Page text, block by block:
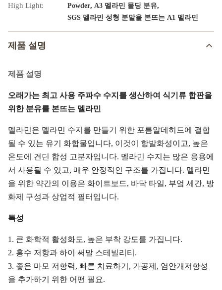
High Light:
Powder, A3 멜라민 몰딩 분유,
SGS 멜라민 성형 분말을 본뜨는 A1 멜라민
제품 설명
제품 설명
오래가는 최고 사용 주파수 수지를 생산하여 식기류 합판을
위한 분유를 본뜨는 멜라민
멜라민은 멜라민 수지를 만들기 위한 포름알데히드에 결합
될 수 있는 유기 화합물입니다, 이것이 항발화성이고, 높은
온도에 견딘 합성 고분자입니다. 멜라민 수지는 많은 응용에
서 사용될 수 있고, 매우 안정적인 구조를 가집니다. 멜라민
을 위한 약간의 이용은 화이트보드, 바닥 타일, 부엌 세간, 방
화제 구성과 상업적 필터입니다.
특성
1. 큰 화학적 활성화도, 높은 부착 강도를 가집니다.
2. 홍수 저항과 하이 써말 스테빌리티.
3. 좋은 마모 저항력, 빠른 치료하기, 가공제, 염안개저항성
을 추가하기 위한 어떤 필요.